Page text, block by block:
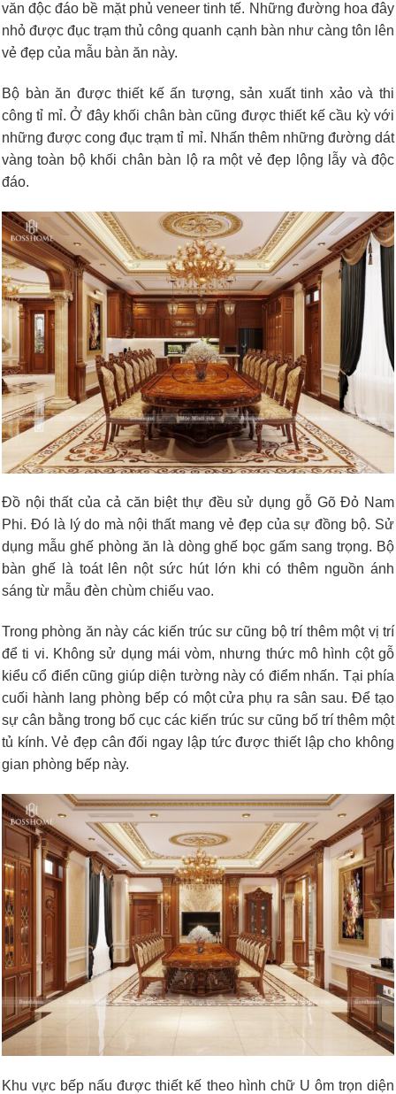
văn độc đáo bề mặt phủ veneer tinh tế. Những đường hoa đây
nhỏ được đục trạm thủ công quanh cạnh bàn như càng tôn lên
vẻ đẹp của mẫu bàn ăn này.
Bộ bàn ăn được thiết kế ấn tượng, sản xuất tinh xảo và thi
công tỉ mỉ. Ở đây khối chân bàn cũng được thiết kế cầu kỳ với
những được cong đục trạm tỉ mỉ. Nhấn thêm những đường dát
vàng toàn bộ khối chân bàn lộ ra một vẻ đẹp lộng lẫy và độc
đáo.
Đồ nội thất của cả căn biệt thự đều sử dụng gỗ Gõ Đỏ Nam
Phi. Đó là lý do mà nội thất mang vẻ đẹp của sự đồng bộ. Sử
dụng mẫu ghế phòng ăn là dòng ghế bọc gấm sang trọng. Bộ
bàn ghế là toát lên nột sức hút lớn khi có thêm nguồn ánh
sáng từ mẫu đèn chùm chiếu vao.
Trong phòng ăn này các kiến trúc sư cũng bộ trí thêm một vị trí
để ti vi. Không sử dụng mái vòm, nhưng thức mô hình cột gỗ
kiểu cổ điển cũng giúp diện tường này có điểm nhấn. Tại phía
cuối hành lang phòng bếp có một cửa phụ ra sân sau. Để tạo
sự cân bằng trong bố cục các kiến trúc sư cũng bố trí thêm một
tủ kính. Vẻ đẹp cân đối ngay lập tức được thiết lập cho không
gian phòng bếp này.
Khu vực bếp nấu được thiết kế theo hình chữ U ôm trọn diện